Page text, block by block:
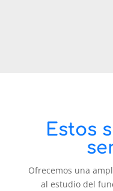
Estos
Ofrecemos una
al estudio del